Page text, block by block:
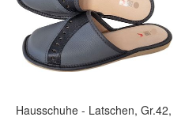
Hausschuhe - Latschen, Gr.42,